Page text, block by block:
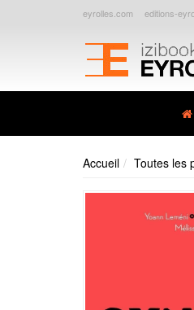
eyrolles.com editions-
Accueil Toutes les